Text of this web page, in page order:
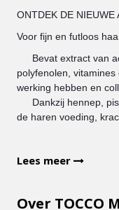
ONTDEK DE NIEUWE
Voor fijn en futloos
Bevat extract van
polyfenolen,
werking hebben en
Dankzij hennep,
de haren voeding,
Lees meer
Over TOCCO